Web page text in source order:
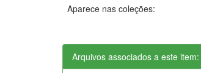
Aparece nas coleções:
Arquivos associados a este item: